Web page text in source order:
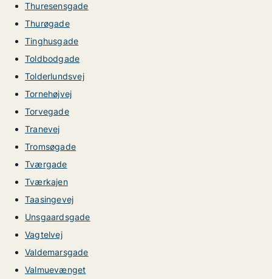
Thuresensgade
Thurøgade
Tinghusgade
Toldbodgade
Tolderlundsvej
Tornehøjvej
Torvegade
Tranevej
Tromsøgade
Tværgade
Tværkajen
Taasingevej
Unsgaardsgade
Vagtelvej
Valdemarsgade
Valmuevænget